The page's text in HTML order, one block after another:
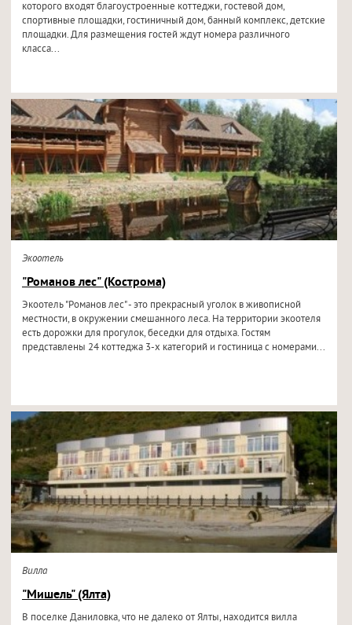
которого входят благоустроенные коттеджи, гостевой дом,
спортивные площадки, гостиничный дом, банный комплекс, детские
площадки. Для размещения гостей ждут номера различного
класса...
Экоотель
"Романов лес" (Кострома)
Экоотель "Романов лес" - это прекрасный уголок в живописной
местности, в окружении смешанного леса. На территории экоотеля
есть дорожки для прогулок, беседки для отдыха. Гостям
представлены 24 коттеджа 3-х категорий и гостиница с номерами...
Вилла
"Мишель" (Ялта)
В поселке Даниловка, что не далеко от Ялты, находится вилла